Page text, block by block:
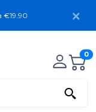
€19.90
0